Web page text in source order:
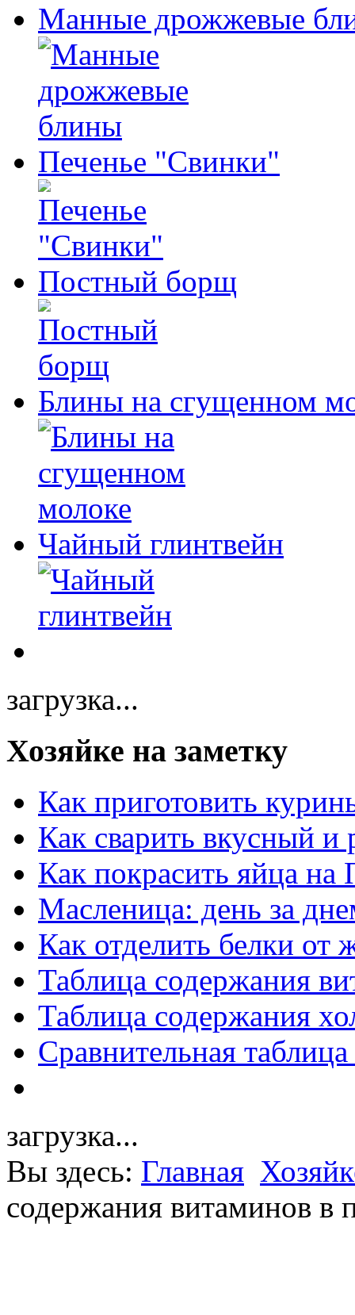
Манные дрожжевые
Печенье "Свинки"
Постный борщ
Блины на сгущенном
Чайный глинтвейн
загрузка...
Хозяйке на заметку
Как приготовить
Как сварить вкусный и
Как покрасить яйца на
Масленица: день за
Как отделить белки от
Таблица содержания
Таблица содержания
Сравнительная
загрузка...
Вы здесь: Главная
содержания витаминов в